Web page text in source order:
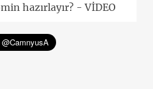
hazırlayır? - VİDEO